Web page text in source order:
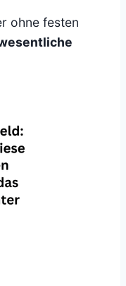
ohne festen